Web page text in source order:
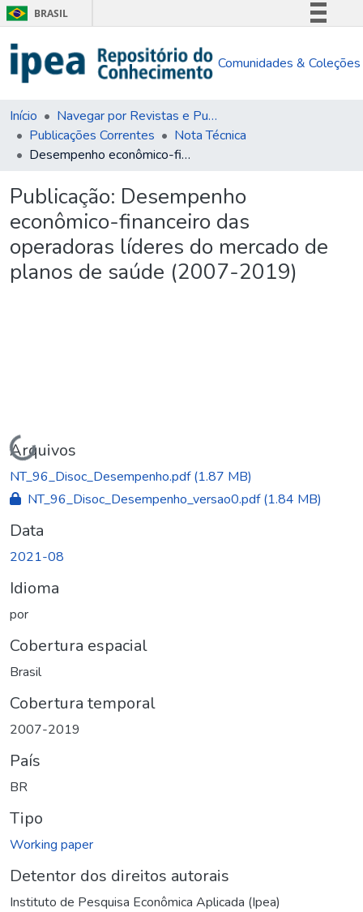
BRASIL
Comunica BR
Legislação
Comunidades & Coleções
Início
Navegar por Revistas e Publicações Seriadas
Publicações Correntes
Nota Técnica
Desempenho econômico-financeiro das operadoras líderes do mercado de planos de saúde (2007-2019)
Publicação: Desempenho
econômico-financeiro das
operadoras líderes do mercado de
planos de saúde (2007-2019)
Carregando...
Arquivos
NT_96_Disoc_Desempenho.pdf(1.87 MB)
NT_96_Disoc_Desempenho_versao0.pdf(1.84 MB)
Data
2021-08
Idioma
por
Cobertura espacial
Brasil
Cobertura temporal
2007-2019
País
BR
Tipo
Working paper
Detentor dos direitos autorais
Instituto de Pesquisa Econômica Aplicada (Ipea)